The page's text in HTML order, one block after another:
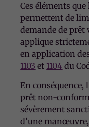
Ces éléments
permettent de
demande de prêt
applique
en application
1103 et 1104 du
En conséquence,
prêtnon-
sévèrement
d’une